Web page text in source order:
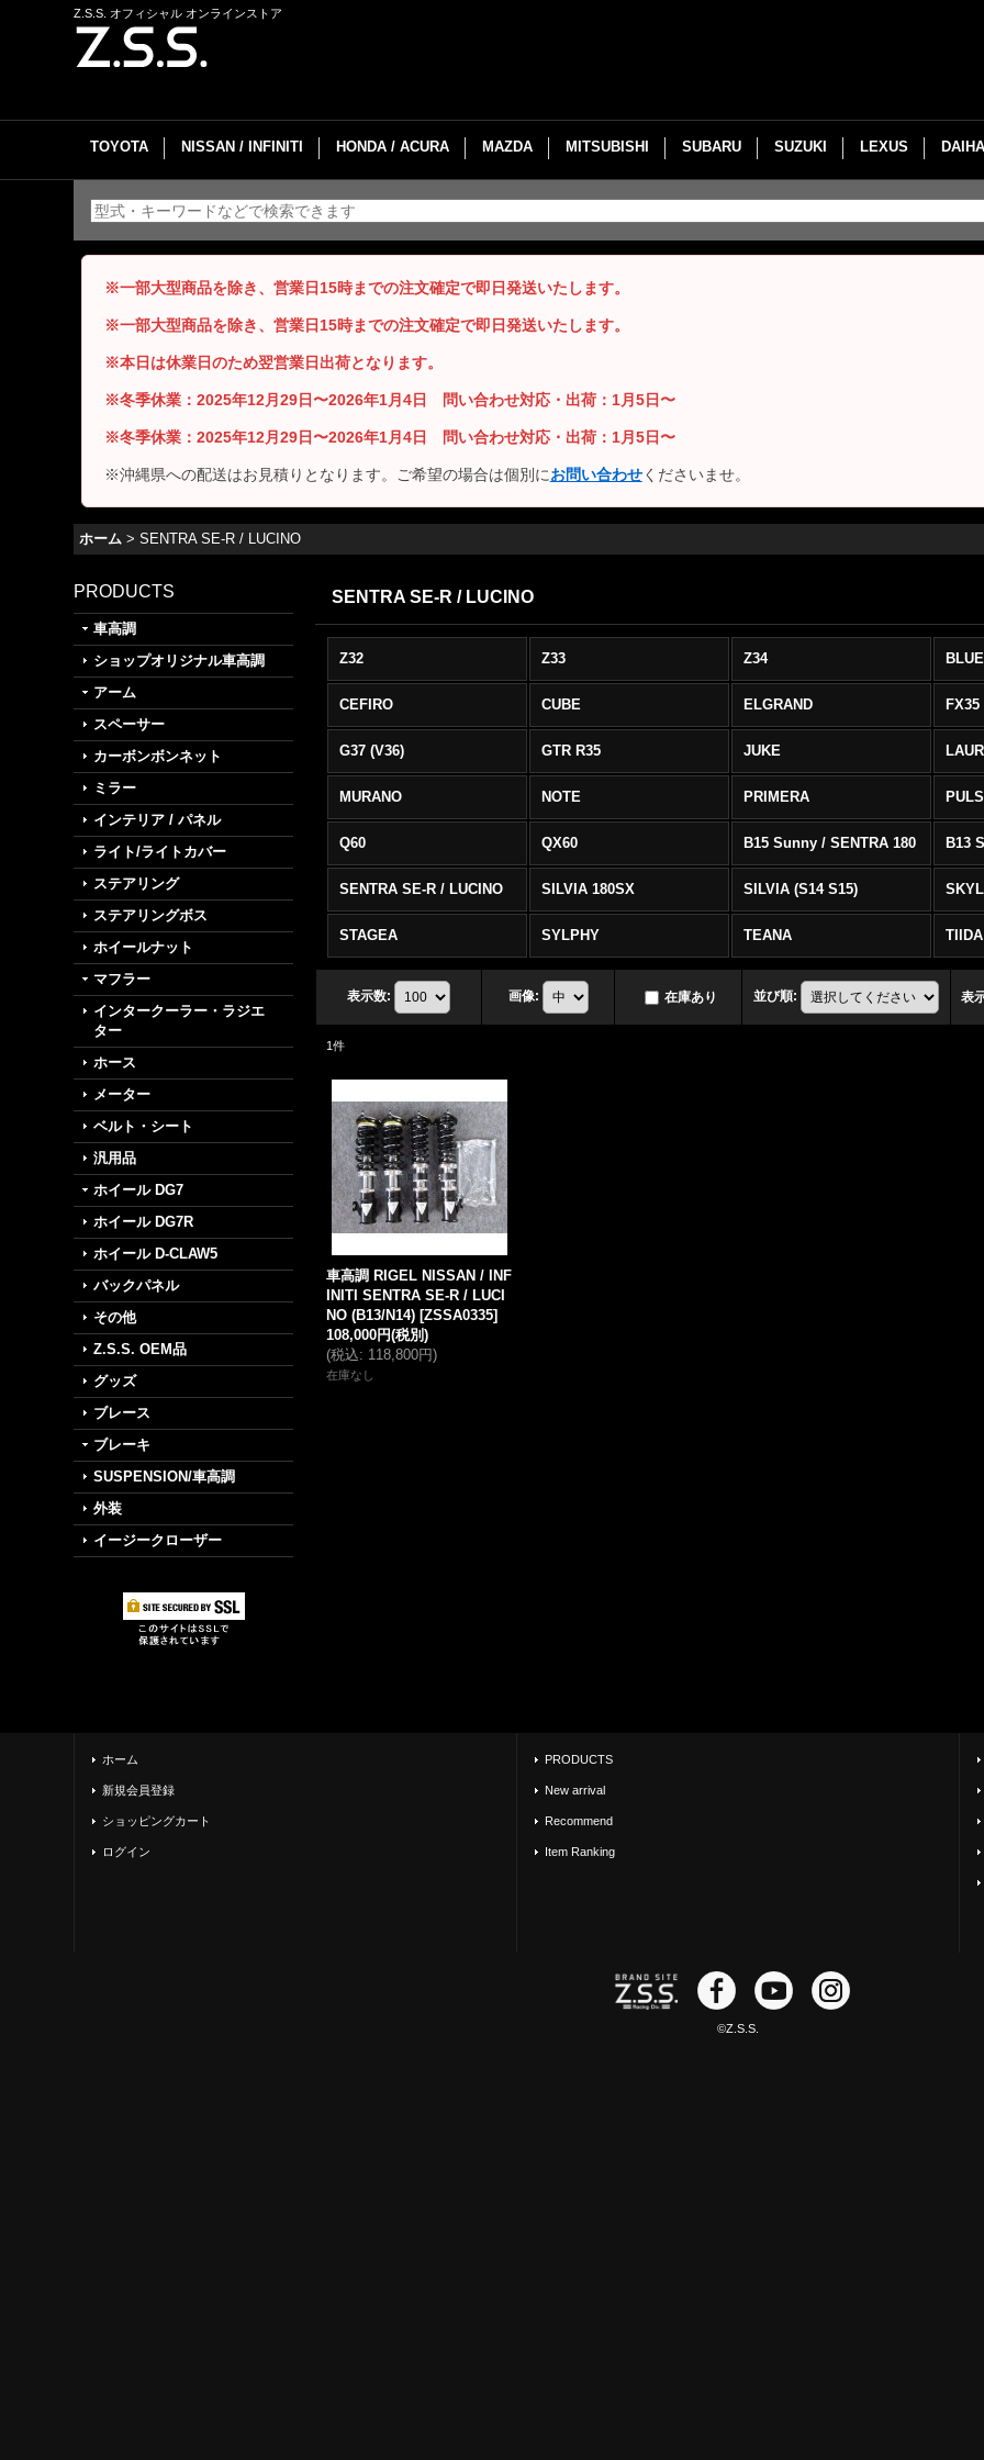
Z.S.S. オフィシャル オンラインストア
TOYOTA NISSAN / INFINITI HONDA / ACURA MAZDA MITSUBISHI SUBARU SUZUKI LEXUS
※一部大型商品を除き、営業日15時までの注文確定で即日発送いたします。
※一部大型商品を除き、営業日15時までの注文確定で即日発送いたします。
※本日は休業日のため翌営業日出荷となります。
※冬季休業：2025年12月29日〜2026年1月4日 問い合わせ対応・出荷：1月5日〜
※冬季休業：2025年12月29日〜2026年1月4日 問い合わせ対応・出荷：1月5日〜
※沖縄県への配送はお見積りとなります。ご希望の場合は個別にお問い合わせくださいませ。
ホーム > SENTRA SE-R / LUCINO
PRODUCTS
車高調
ショップオリジナル車高調
アーム
スペーサー
カーボンボンネット
ミラー
インテリア / パネル
ライト/ライトカバー
ステアリング
ステアリングボス
ホイールナット
マフラー
インタークーラー・ラジエ
ター
ホース
メーター
ベルト・シート
汎用品
ホイール DG7
ホイール DG7R
ホイール D-CLAW5
バックパネル
その他
Z.S.S. OEM品
グッズ
ブレース
ブレーキ
SUSPENSION/車高調
外装
イージークローザー
SENTRA SE-R / LUCINO
Z32 Z33 Z34
CEFIRO CUBE ELGRAND FX35
G37 (V36) GTR R35 JUKE
MURANO NOTE PRIMERA
Q60 QX60 B15 Sunny / SENTRA 180
SENTRA SE-R / LUCINO SILVIA 180SX SILVIA (S14 S15)
STAGEA SYLPHY TEANA TIIDA
表示数: 画像: 在庫あり 並び順: 表
1件
車高調 RIGEL NISSAN / INF
INITI SENTRA SE-R / LUCI
NO (B13/N14) [ZSSA0335]
108,000円(税別)
(税込: 118,800円)
在庫なし
ホーム
新規会員登録
ショッピングカート
ログイン
PRODUCTS
New arrival
Recommend
Item Ranking
©Z.S.S.